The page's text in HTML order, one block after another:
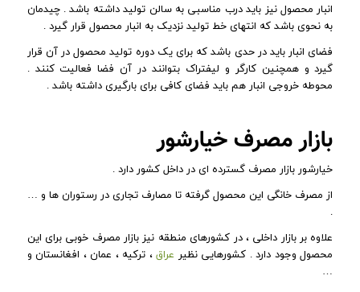
انبار محصول نیز باید درب مناسبی به سالن تولید داشته باشد . چیدمان
به نحوی باشد که انتهای خط تولید نزدیک به انبار محصول قرار گیرد .
فضای انبار باید در حدی باشد که برای یک دوره تولید محصول در آن قرار
گیرد و همچنین کارگر و لیفتراک بتوانند در آن فضا فعالیت کنند .
محوطه خروجی انبار هم باید فضای کافی برای بارگیری داشته باشد .
بازار مصرف خیارشور
خیارشور بازار مصرف گسترده ای در داخل کشور دارد .
از مصرف خانگی این محصول گرفته تا مصارف تجاری در رستوران ها و …
.
علاوه بر بازار داخلی ، در کشورهای منطقه نیز بازار مصرف خوبی برای این
محصول وجود دارد . کشورهایی نظیر عراق، ترکیه ، عمان ، افغانستان و
…